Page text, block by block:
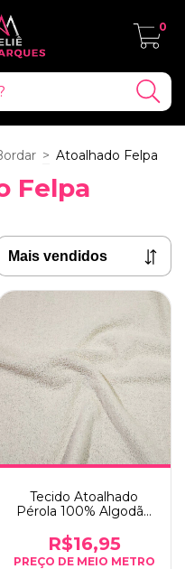
0
> Atoalhado Felpa
Felpa
Tecido Atoalhado
Pérola 100% Algodão
1,40m
R$16,95